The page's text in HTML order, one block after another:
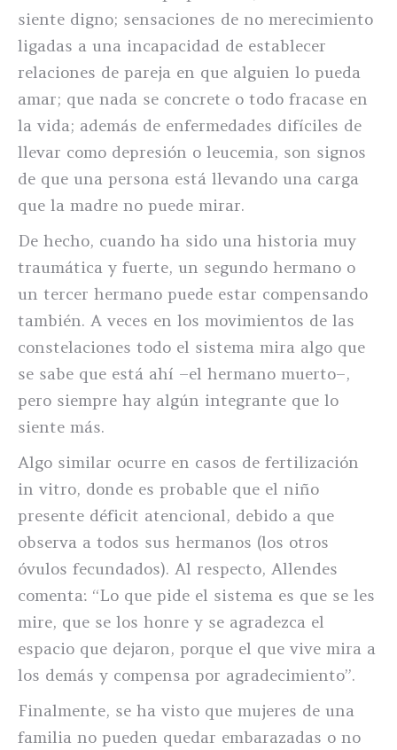
siente digno; sensaciones de no merecimiento
ligadas a una incapacidad de establecer
relaciones de pareja en que alguien lo pueda
amar; que nada se concrete o todo fracase en
la vida; además de enfermedades difíciles de
llevar como depresión o leucemia, son signos
de que una persona está llevando una carga
que la madre no puede mirar.
De hecho, cuando ha sido una historia muy
traumática y fuerte, un segundo hermano o
un tercer hermano puede estar compensando
también. A veces en los movimientos de las
constelaciones todo el sistema mira algo que
se sabe que está ahí –el hermano muerto–,
pero siempre hay algún integrante que lo
siente más.
Algo similar ocurre en casos de fertilización
in vitro, donde es probable que el niño
presente déficit atencional, debido a que
observa a todos sus hermanos (los otros
óvulos fecundados). Al respecto, Allendes
comenta: “Lo que pide el sistema es que se les
mire, que se los honre y se agradezca el
espacio que dejaron, porque el que vive mira a
los demás y compensa por agradecimiento”.
Finalmente, se ha visto que mujeres de una
familia no pueden quedar embarazadas o no